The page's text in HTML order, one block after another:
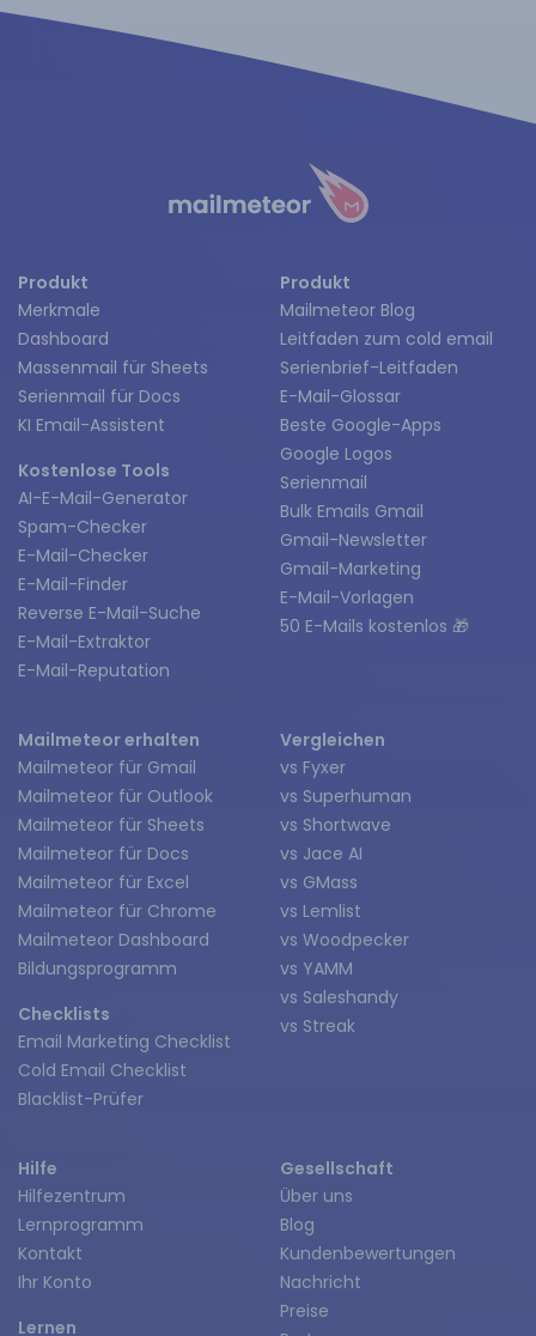
Produkt
Merkmale
Dashboard
Massenmail für Sheets
Serienmail für Docs
KI Email-Assistent
Kostenlose Tools
AI-E-Mail-Generator
Spam-Checker
E-Mail-Checker
E-Mail-Finder
Reverse E-Mail-Suche
E-Mail-Extraktor
E-Mail-Reputation
Produkt
Mailmeteor Blog
Leitfaden zum cold email
Serienbrief-Leitfaden
E-Mail-Glossar
Beste Google-Apps
Google Logos
Serienmail
Bulk Emails Gmail
Gmail-Newsletter
Gmail-Marketing
E-Mail-Vorlagen
50 E-Mails kostenlos 🎁
Mailmeteor erhalten
Mailmeteor für Gmail
Mailmeteor für Outlook
Mailmeteor für Sheets
Mailmeteor für Docs
Mailmeteor für Excel
Mailmeteor für Chrome
Mailmeteor Dashboard
Bildungsprogramm
Checklists
Email Marketing Checklist
Cold Email Checklist
Blacklist-Prüfer
Vergleichen
vs Fyxer
vs Superhuman
vs Shortwave
vs Jace AI
vs GMass
vs Lemlist
vs Woodpecker
vs YAMM
vs Saleshandy
vs Streak
Hilfe
Hilfezentrum
Lernprogramm
Kontakt
Ihr Konto
Lernen
Gesellschaft
Über uns
Blog
Kundenbewertungen
Nachricht
Preise